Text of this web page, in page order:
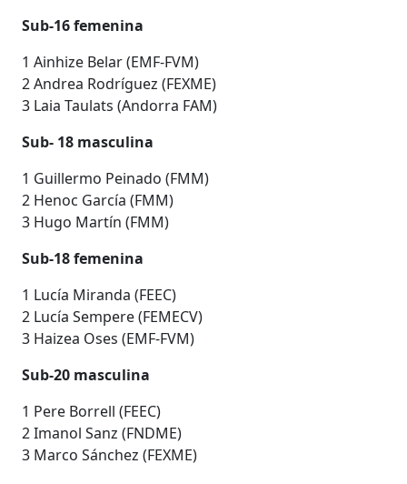
Sub-16 femenina
1 Ainhize Belar (EMF-FVM)
2 Andrea Rodríguez (FEXME)
3 Laia Taulats (Andorra FAM)
Sub- 18 masculina
1 Guillermo Peinado (FMM)
2 Henoc García (FMM)
3 Hugo Martín (FMM)
Sub-18 femenina
1 Lucía Miranda (FEEC)
2 Lucía Sempere (FEMECV)
3 Haizea Oses (EMF-FVM)
Sub-20 masculina
1 Pere Borrell (FEEC)
2 Imanol Sanz (FNDME)
3 Marco Sánchez (FEXME)